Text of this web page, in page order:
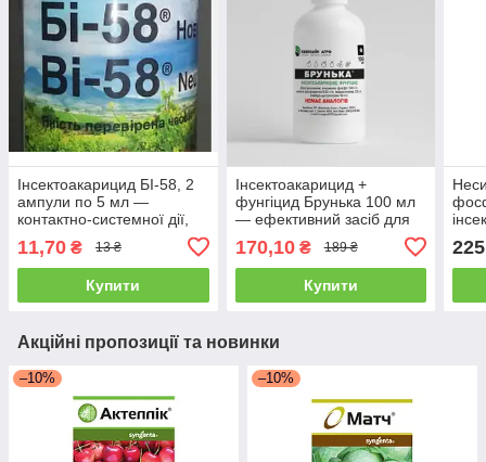
Інсектоакарицид БІ-58, 2
ампули по 5 мл —
контактно-системної дії,
для знищення широкого
спектру комах-шкідників
11,70 ₴ 13 ₴
Купити
Інсектоакарицид +
фунгіцид Брунька 100 мл
— ефективний засіб для
шкідників і хвороб!
170,10₴ 189 ₴
Купити
225
Акційні пропозиції та новинки
–10% –10%